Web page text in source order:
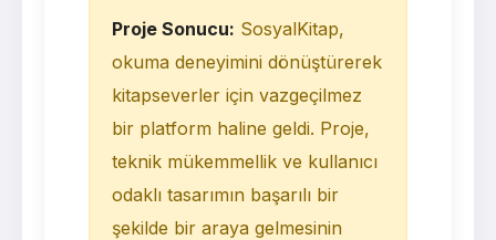
Proje Sonucu: SosyalKitap,
okuma deneyimini dönüştürerek
kitapseverler için vazgeçilmez
bir platform haline geldi. Proje,
teknik mükemmellik ve kullanıcı
odaklı tasarımın başarılı bir
şekilde bir araya gelmesinin